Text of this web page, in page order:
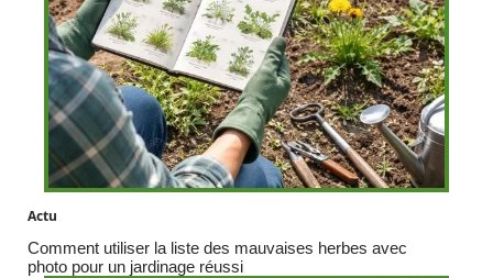
Actu
Comment utiliser la liste des mauvaises herbes avec
photo pour un jardinage réussi